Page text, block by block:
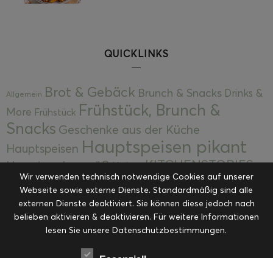
QUICKLINKS
Allgemein Brot & Gebäck Brunch & Snacks Drinks &
More Frühstück Frühstück, Brunch &
Snacks Geschenke aus der Küche
Hauptspeisen Hauptspeisen pikant
Hauptspeisen süßKekseKITCHENSTORIES
Kuchen, Torten & Desserts Kuchen und
Desserts Kulinarik Kulinarische Mitbringsel &
Eingemachtes Ohne Kategorie Ostern Resteküche
RezepteSaisonalSliderStartseite
Wir verwenden technisch notwendige Cookies auf unserer
Webseite sowie externe Dienste. Standardmäßig sind alle
externen Dienste deaktiviert. Sie können diese jedoch nach
belieben aktivieren & deaktivieren. Für weitere Informationen
lesen Sie unsere Datenschutzbestimmungen.